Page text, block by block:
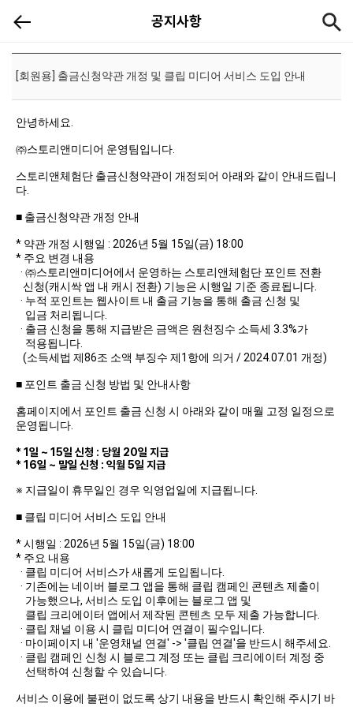
공지사항
[회원용] 출금신청약관 개정 및 클립 미디어 서비스 도입 안내
안녕하세요.
㈜스토리앤미디어 운영팀입니다.
스토리앤체험단 출금신청약관이 개정되어 아래와 같이 안내드립니
다.
■ 출금신청약관 개정 안내
* 약관 개정 시행일 : 2026년 5월 15일(금) 18:00
* 주요 변경 내용
· ㈜스토리앤미디어에서 운영하는 스토리앤체험단 포인트 전환
신청(캐시싹 앱 내 캐시 전환) 기능은 시행일 기준 종료됩니다.
· 누적 포인트는 웹사이트 내 출금 기능을 통해 출금 신청 및
입금 처리됩니다.
· 출금 신청을 통해 지급받은 금액은 원천징수 소득세 3.3%가
적용됩니다.
(소득세법 제86조 소액 부징수 제1항에 의거 / 2024.07.01 개정)
■ 포인트 출금 신청 방법 및 안내사항
홈페이지에서 포인트 출금 신청 시 아래와 같이 매월 고정 일정으로
운영됩니다.
* 1일 ~ 15일 신청 : 당월 20일 지급
* 16일 ~ 말일 신청 : 익월 5일 지급
※ 지급일이 휴무일인 경우 익영업일에 지급됩니다.
■ 클립 미디어 서비스 도입 안내
* 시행일 : 2026년 5월 15일(금) 18:00
* 주요 내용
· 클립 미디어 서비스가 새롭게 도입됩니다.
· 기존에는 네이버 블로그 앱을 통해 클립 캠페인 콘텐츠 제출이
가능했으나, 서비스 도입 이후에는 블로그 앱 및
클립 크리에이터 앱에서 제작된 콘텐츠 모두 제출 가능합니다.
· 클립 채널 이용 시 클립 미디어 연결이 필수입니다.
· 마이페이지 내 '운영채널 연결' -> '클립 연결'을 반드시 해주세요.
· 클립 캠페인 신청 시 블로그 계정 또는 클립 크리에이터 계정 중
선택하여 신청할 수 있습니다.
서비스 이용에 불편이 없도록 상기 내용을 반드시 확인해 주시기 바